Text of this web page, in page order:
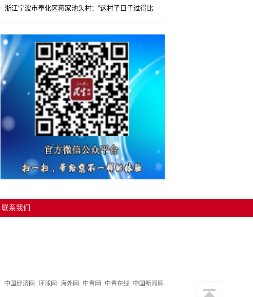
浙江宁波市奉化区蒋家池头村：“这村子日子过得比城里还舒心”
联系我们
中国经济网 环球网 海外网 中青网 中青在线
中国新闻网